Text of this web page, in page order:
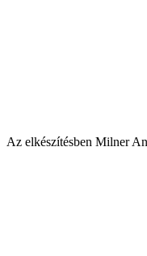
Az elkészítésben Milner